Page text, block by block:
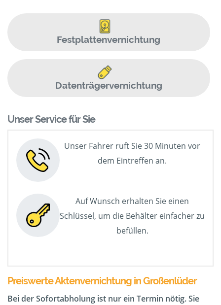
Festplattenvernichtung
Datenträgervernichtung
Unser Service für Sie
Unser Fahrer ruft Sie 30 Minuten vor
dem Eintreffen an.
Auf Wunsch erhalten Sie einen
Schlüssel, um die Behälter einfacher zu
befüllen.
Preiswerte Aktenvernichtung in Großenlüder
Bei der Sofortabholung ist nur ein Termin nötig. Sie